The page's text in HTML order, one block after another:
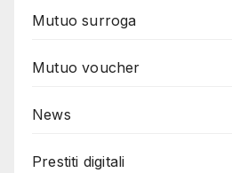
Mutuo surroga
Mutuo voucher
News
Prestiti digitali